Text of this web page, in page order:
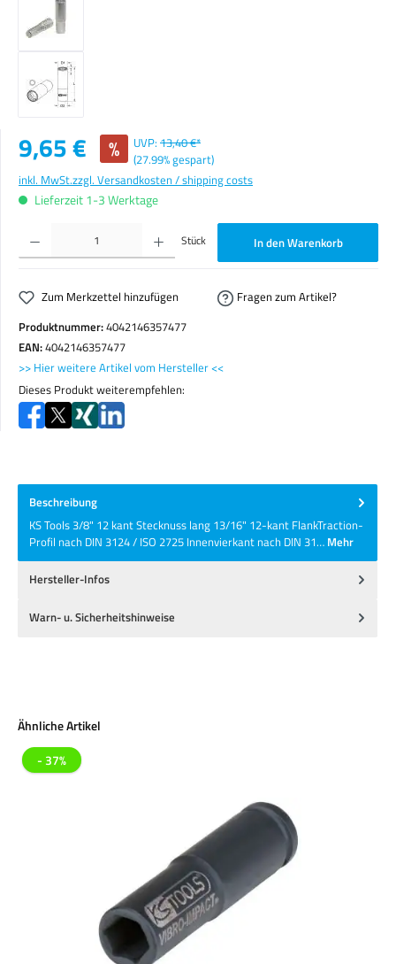
Verkaufspreis:
9,65 € % UVP: 13,40 €*
(27.99% gespart)
inkl. MwSt.zzgl. Versandkosten / shipping costs
Lieferzeit 1-3 Werktage
Produkt Anzahl: Gib den gewünschten Wert ein oder benutze die Schaltflächen um die Anzahl zu
Stück In den Warenkorb
Zum Merkzettel hinzufügen
Fragen zum Artikel?
Produktnummer:4042146357477
EAN:4042146357477
>> Hier weitere Artikel vom Hersteller <<
Dieses Produkt weiterempfehlen:
Beschreibung
KS Tools 3/8" 12 kant Stecknuss lang 13/16" 12-kant FlankTraction-
Profil nach DIN 3124 / ISO 2725 Innenvierkant nach DIN 31… Mehr
Hersteller-Infos
Warn- u. Sicherheitshinweise
Produktgalerie überspringen
Ähnliche Artikel
- 37%